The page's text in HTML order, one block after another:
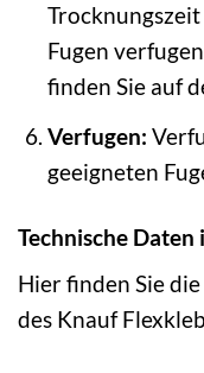
Fugen
finden Sie auf
Verfugen:
geeigneten
Technische
Hier finden Sie
des Knauf